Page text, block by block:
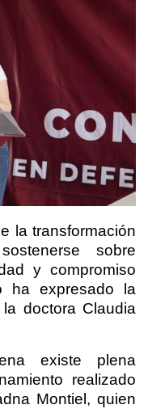
la transformación
sobre
y compromiso
ha expresado la
doctora Claudia
existe plena
realizado
Montiel, quien